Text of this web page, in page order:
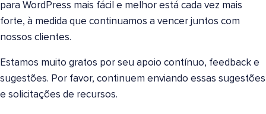
para WordPress mais fácil e melhor está cada vez mais
forte, à medida que continuamos a vencer juntos com
nossos clientes.
Estamos muito gratos por seu apoio contínuo, feedback e
sugestões. Por favor, continuem enviando essas sugestões
e solicitações de recursos.